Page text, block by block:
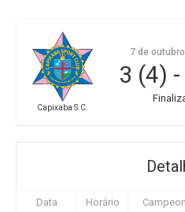
Capixaba S.C.
7 de
3 (4) -
Data Horário